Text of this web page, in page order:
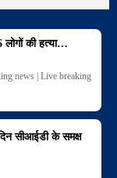
की हत्या…
news | Live breaking
सीआईडी के समक्ष